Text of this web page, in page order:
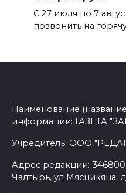
С 27 июля по 7
позвонить на
Наименование
информации: ГАЗЕТА
Учредитель: ООО
Адрес редакции:
Чалтырь, ул Мясникяна,